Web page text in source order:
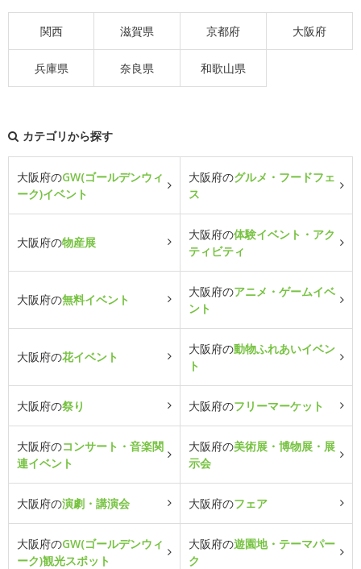
関西 滋賀県 京都府 大阪府
兵庫県 奈良県 和歌山県
カテゴリから探す
大阪府のGW(ゴールデンウィ
ーク)イベント
大阪府のグルメ・フードフェ
ス
大阪府の物産展
大阪府の体験イベント・アク
ティビティ
大阪府の無料イベント
大阪府のアニメ・ゲームイベ
ント
大阪府の花イベント
大阪府の動物ふれあいイベン
ト
大阪府の祭り 大阪府のフリーマーケット
大阪府のコンサート・音楽関
連イベント
大阪府の美術展・博物展・展
示会
大阪府の演劇・講演会 大阪府のフェア
大阪府のGW(ゴールデンウィ
ーク)観光スポット
大阪府の遊園地・テーマパー
ク